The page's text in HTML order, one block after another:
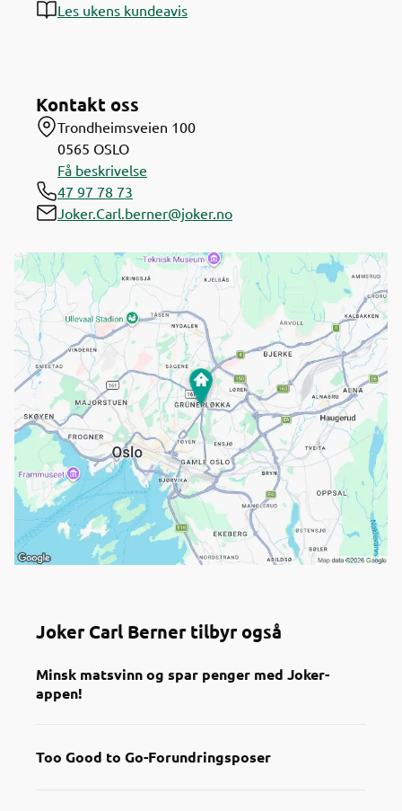
Les ukens kundeavis
Kontakt oss
Trondheimsveien 100
0565 OSLO
Få beskrivelse
47 97 78 73
Joker.Carl.berner@joker.no
Joker Carl Berner tilbyr også
Minsk matsvinn og spar penger med Joker-
appen!
Too Good to Go-Forundringsposer